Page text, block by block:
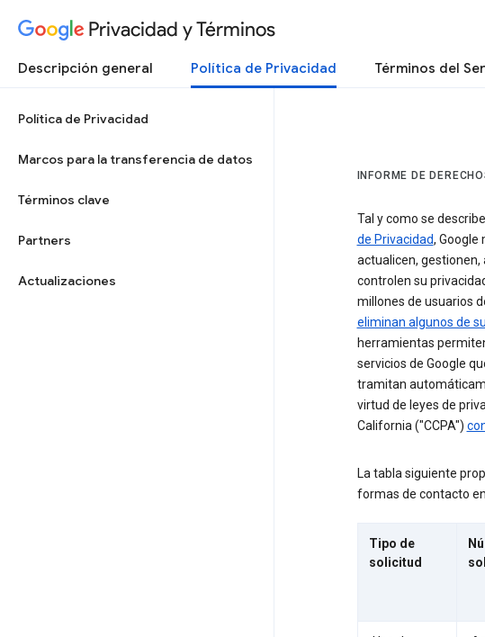
Privacidad y Términos
Descripción general Política de Privacidad Términos del
Política de Privacidad
Marcos para la transferencia de datos
Términos clave
Partners
Actualizaciones
INFORME DE
Tal y como se
de Privacidad, Google
actualicen, gestionen,
controlen su
millones de usuarios
eliminan algunos de
herramientas
servicios de Google
tramitan
virtud de leyes de
California ("CCPA")
La tabla siguiente
formas de contacto
Tipo de
solicitud